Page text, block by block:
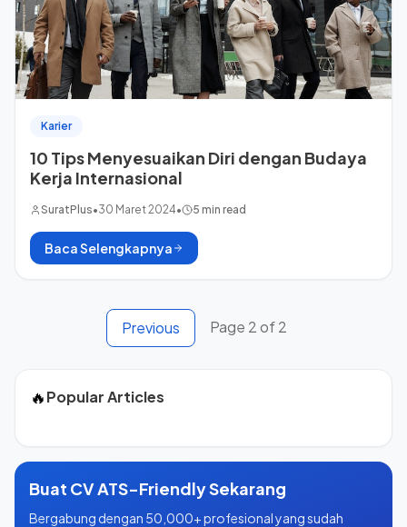
Karier
10 Tips Menyesuaikan Diri dengan Budaya
Kerja Internasional
SuratPlus•30 Maret 2024• 5 min read
Baca Selengkapnya
Previous Page 2of2
🔥Popular Articles
Buat CV ATS-Friendly Sekarang
Bergabung dengan 50,000+ profesional yang sudah